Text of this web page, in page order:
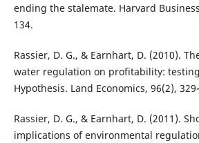
ending the stalemate. Harvard
134.
Rassier, D. G., & Earnhart, D. (2010).
water regulation on profitability:
Hypothesis. Land Economics, 96(2),
Rassier, D. G., & Earnhart, D. (2011).
implications of environmental